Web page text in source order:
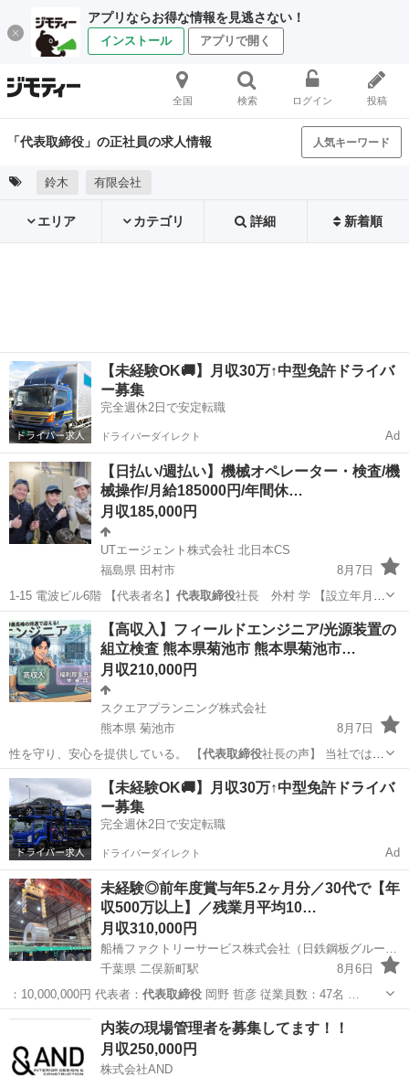
アプリならお得な情報を見逃さない！
インストール アプリで開く
全国 検索 ログイン 投稿
「代表取締役」の正社員の求人情報 人気キーワード
鈴木 有限会社
エリア カテゴリ 詳細 新着順
【未経験OK🚚】月収30万↑中型免許ドライバ
ー募集
完全週休2日で安定転職
ドライバーダイレクト Ad
【日払い/週払い】機械オペレーター・検査/機
械操作/月給185000円/年間休…
月収185,000円
UTエージェント株式会社 北日本CS
福島県 田村市
8月7日
1-15 電波ビル6階 【代表者名】 代表取締役社長 外村 学 【設立年月】
1998…
福島 田村市 その他
【高収入】フィールドエンジニア/光源装置の
組立検査 熊本県菊池市 熊本県菊池市…
月収210,000円
スクエアプランニング株式会社
熊本県 菊池市
8月7日
性を守り、安心を提供している。 【代表取締役社長の声】 当社では、
モノづくりのプ…
熊本 菊池市 その他 業務
【未経験OK🚚】月収30万↑中型免許ドライバ
ー募集
完全週休2日で安定転職
ドライバーダイレクト Ad
未経験◎前年度賞与年5.2ヶ月分／30代で【年
収500万以上】／残業月平均10…
月収310,000円
船橋ファクトリーサービス株式会社（日鉄鋼板グループ）
千葉県 二俣新町駅
8月6日
：10,000,000円 代表者： 代表取締役岡野 哲彦 従業員数：47名 …
千葉 船橋市 二俣新町駅 工場
内装の現場管理者を募集してます！！
月収250,000円
株式会社AND